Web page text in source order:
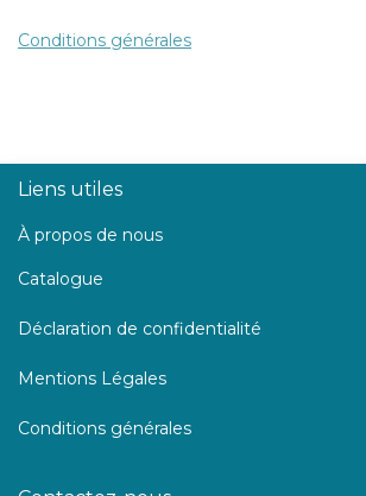
Conditions générales
Liens utiles
À propos de nous
Catalogue
Déclaration de confidentialité
Mentions Légales
Conditions générales